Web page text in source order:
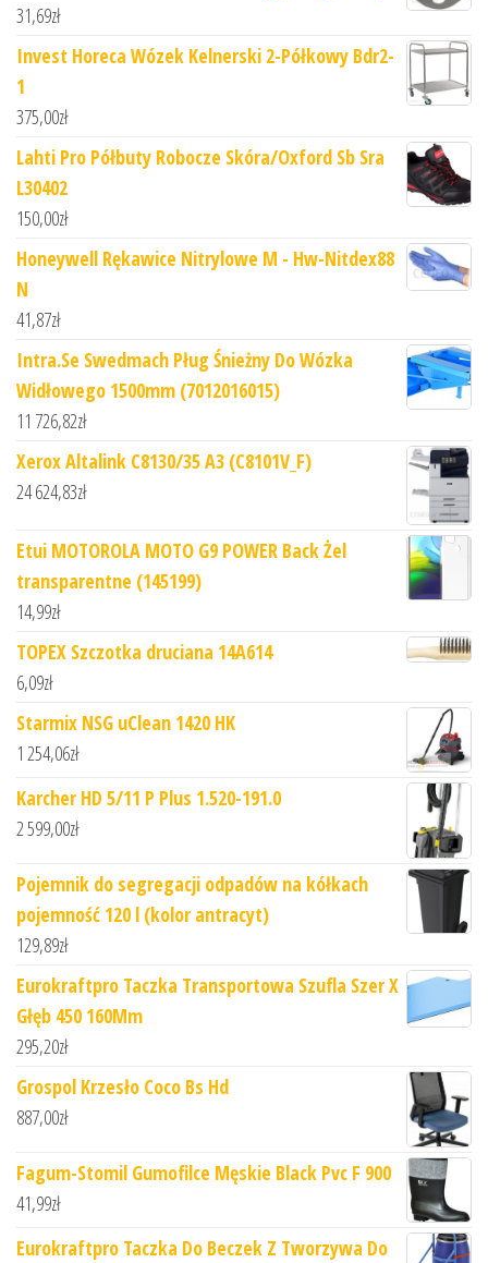
31,69zł
Invest Horeca Wózek Kelnerski 2-Półkowy Bdr2-
1
375,00zł
Lahti Pro Półbuty Robocze Skóra/Oxford Sb Sra
L30402
150,00zł
Honeywell Rękawice Nitrylowe M - Hw-Nitdex88
N
41,87zł
Intra.Se Swedmach Pług Śnieżny Do Wózka
Widłowego 1500mm (7012016015)
11 726,82zł
Xerox Altalink C8130/35 A3 (C8101V_F)
24 624,83zł
Etui MOTOROLA MOTO G9 POWER Back Żel
transparentne (145199)
14,99zł
TOPEX Szczotka druciana 14A614
6,09zł
Starmix NSG uClean 1420 HK
1 254,06zł
Karcher HD 5/11 P Plus 1.520-191.0
2 599,00zł
Pojemnik do segregacji odpadów na kółkach
pojemność 120 l (kolor antracyt)
129,89zł
Eurokraftpro Taczka Transportowa Szufla Szer X
Głęb 450 160Mm
295,20zł
Grospol Krzesło Coco Bs Hd
887,00zł
Fagum-Stomil Gumofilce Męskie Black Pvc F 900
41,99zł
Eurokraftpro Taczka Do Beczek Z Tworzywa Do